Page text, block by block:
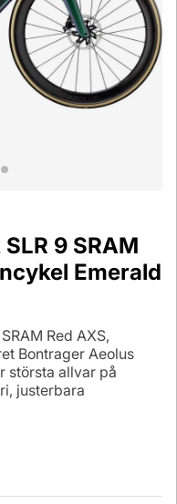
9 SRAM
Emerald
Red AXS,
Bontrager Aeolus
största allvar på
justerbara